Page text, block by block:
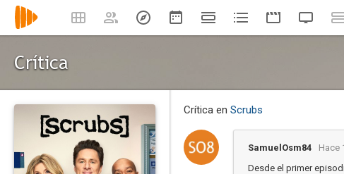
Crítica
Crítica en Scrubs
SamuelOsm84 Hace
Desde el primer